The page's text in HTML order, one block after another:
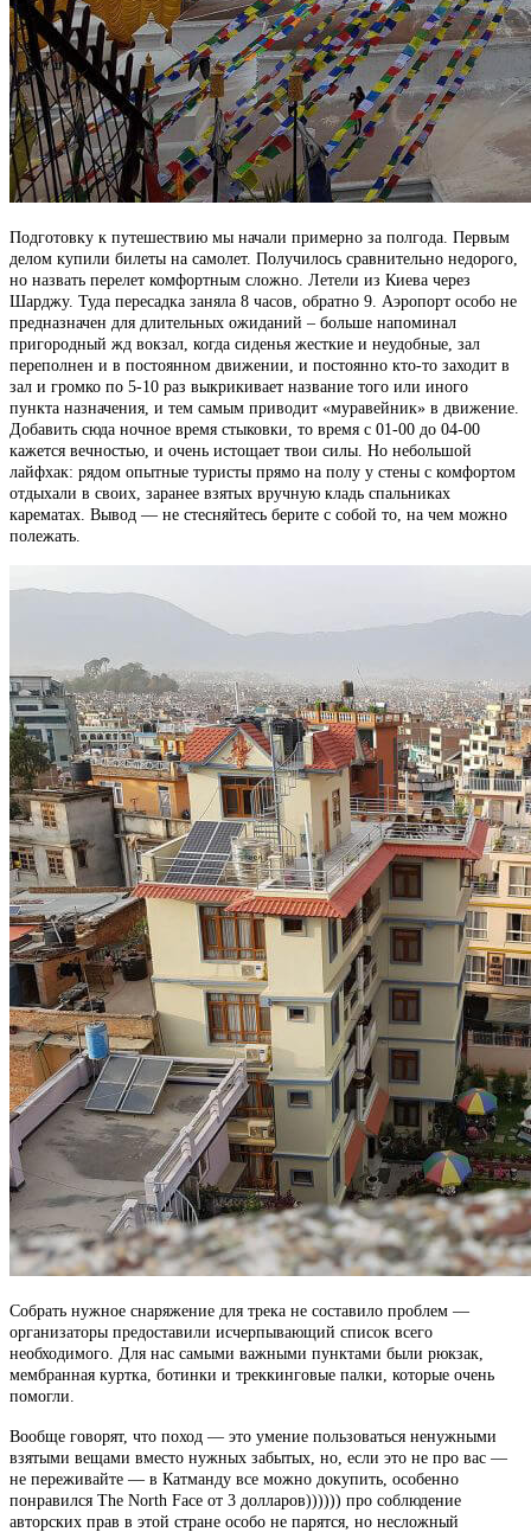
Подготовку к путешествию мы начали примерно за полгода. Первым
делом купили билеты на самолет. Получилось сравнительно недорого,
но назвать перелет комфортным сложно. Летели из Киева через
Шарджу. Туда пересадка заняла 8 часов, обратно 9. Аэропорт особо не
предназначен для длительных ожиданий – больше напоминал
пригородный жд вокзал, когда сиденья жесткие и неудобные, зал
переполнен и в постоянном движении, и постоянно кто-то заходит в
зал и громко по 5-10 раз выкрикивает название того или иного
пункта назначения, и тем самым приводит «муравейник» в движение.
Добавить сюда ночное время стыковки, то время с 01-00 до 04-00
кажется вечностью, и очень истощает твои силы. Но небольшой
лайфхак: рядом опытные туристы прямо на полу у стены с комфортом
отдыхали в своих, заранее взятых вручную кладь спальниках
карематах. Вывод — не стесняйтесь берите с собой то, на чем можно
полежать.
Собрать нужное снаряжение для трека не составило проблем —
организаторы предоставили исчерпывающий список всего
необходимого. Для нас самыми важными пунктами были рюкзак,
мембранная куртка, ботинки и треккинговые палки, которые очень
помогли.
Вообще говорят, что поход — это умение пользоваться ненужными
взятыми вещами вместо нужных забытых, но, если это не про вас —
не переживайте — в Катманду все можно докупить, особенно
понравился The North Face от 3 долларов)))))) про соблюдение
авторских прав в этой стране особо не парятся, но несложный